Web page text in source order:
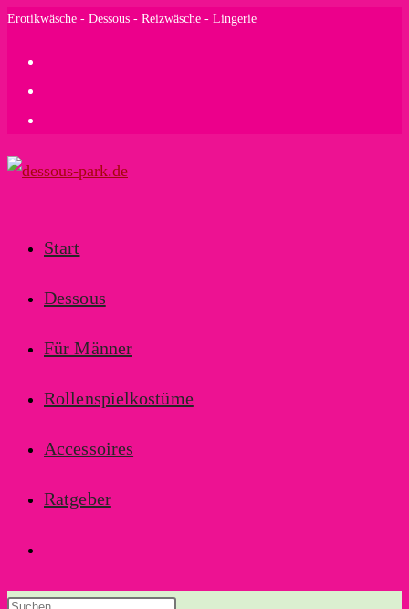
Zum
Erotikwäsche - Dessous - Reizwäsche - Lingerie
Start
Dessous
Für Männer
Rollenspielkostüme
Accessoires
Ratgeber
Suche